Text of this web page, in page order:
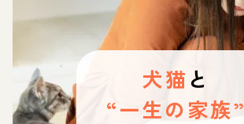
犬猫 と
“一生の家族”